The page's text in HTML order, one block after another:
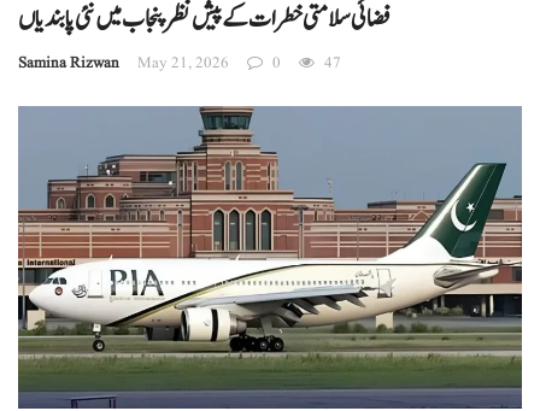
فضائی سلامتی خطرات کے پیش نظر پنجاب میں نئی پابندیاں
Samina Rizwan May 21, 2026 0 47